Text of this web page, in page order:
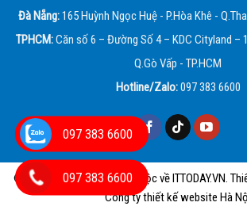
Đà Nẵng:165 Huỳnh Ngọc Huệ - P.Hòa Khê -
TPHCM:Căn số 6 – Đường Số 4 – KDC Cityland –
Q.Gò Vấp - TP.HCM
Hotline/Zalo:097 383 6600
© 2013 - 2026 Bản quyền thuộc về ITTODAY.VN.
Công ty thiết kế website Hà
097 383 6600
097 383 6600